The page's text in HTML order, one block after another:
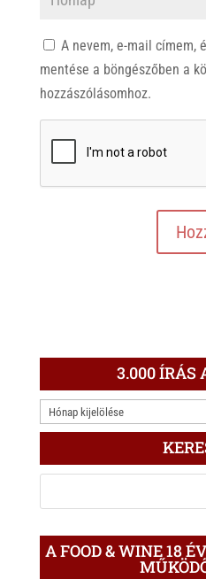
A nevem, e-mail címem,
mentése a böngészőben a
hozzászólásomhoz.
3.000 ÍRÁS
3.000
ÍRÁS
A FOOD & WINE 18